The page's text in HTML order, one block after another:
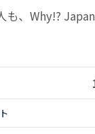
、Why!?